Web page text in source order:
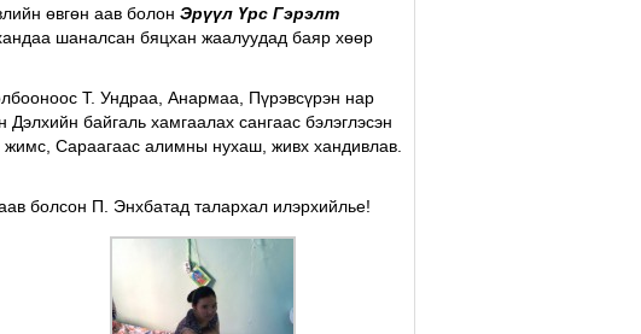
өвгөн аав болон Эрүүл Үрс Гэрэлт
шаналсан бяцxан жаалуудад баяр хөөр
Т. Ундраа, Анармаа, Пүрэвсүрэн нар
байгаль хамгаалах сангаас бэлэглэсэн
Сараагаас алимны нухаш, живх хандивлав.
болсон П. Энхбатад талархал илэрхийлье!